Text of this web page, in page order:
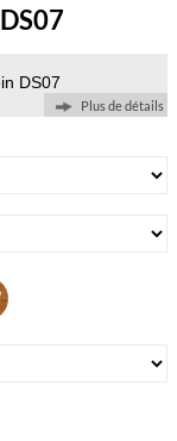
DS07
Plus de détails